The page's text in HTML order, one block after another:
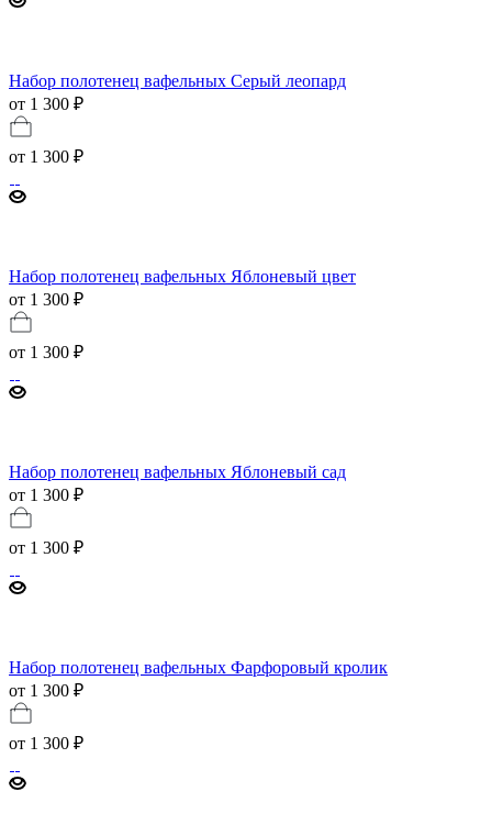
Набор полотенец вафельных Серый леопард
от 1 300 ₽
от 1 300 ₽
Набор полотенец вафельных Яблоневый цвет
от 1 300 ₽
от 1 300 ₽
Набор полотенец вафельных Яблоневый сад
от 1 300 ₽
от 1 300 ₽
Набор полотенец вафельных Фарфоровый кролик
от 1 300 ₽
от 1 300 ₽